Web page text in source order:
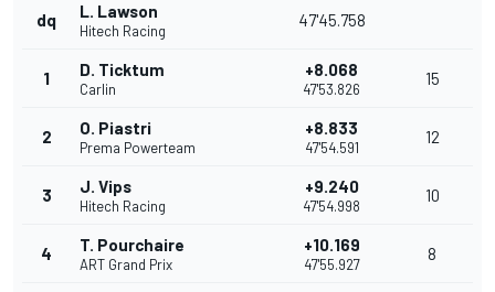
dq L. Lawson
Hitech Racing
47'45.758
1 D. Ticktum
Carlin
+8.068
47'53.826
15
2 O. Piastri
Prema Powerteam
+8.833
47'54.591
12
3 J. Vips
Hitech Racing
+9.240
47'54.998
10
4 T. Pourchaire
ART Grand Prix
+10.169
47'55.927
8